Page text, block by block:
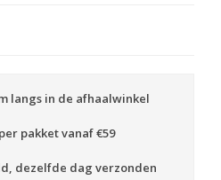
langs in de afhaalwinkel
pakket vanaf €59
dezelfde dag verzonden